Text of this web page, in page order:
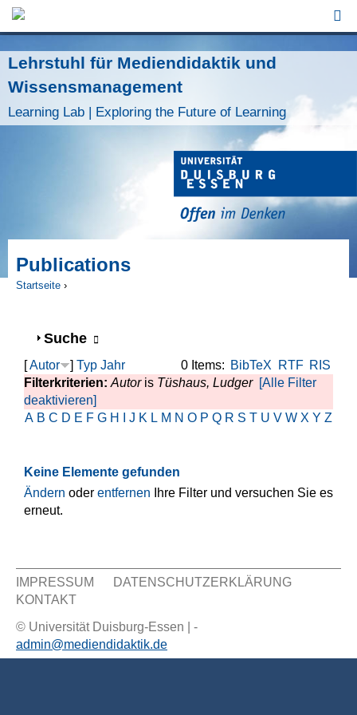
Lehrstuhl für Mediendidaktik und
Wissensmanagement
Learning Lab | Exploring the Future of Learning
Publications
Startseite ›
Anzeigen
Suche
0 Items: BibTeX RTF RIS
[Autor ] Typ Jahr
Filterkriterien: Autoris Tüshaus, Ludger [Alle Filter
deaktivieren]
A B C D E F G H J K L M N O P Q R S T U V W X Y Z
Keine Elemente gefunden
Ändern oder entfernen Ihre Filter und versuchen Sie es
erneut.
Sekundär Menü
IMPRESSUM
DATENSCHUTZERKLÄRUNG
KONTAKT
© Universität Duisburg-Essen | -
admin@mediendidaktik.de